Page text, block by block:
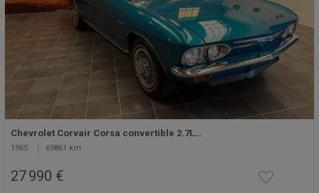
Chevrolet Corvair Corsa convertible 2.7L…
1965 69861 km
27 990 €